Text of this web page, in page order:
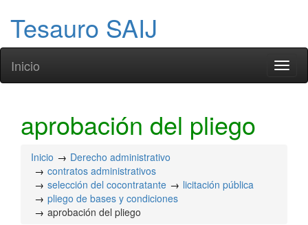
Tesauro SAIJ
Inicio
aprobación del pliego
Inicio
Derecho administrativo
contratos administrativos
selección del cocontratante
licitación pública
pliego de bases y condiciones
aprobación del pliego